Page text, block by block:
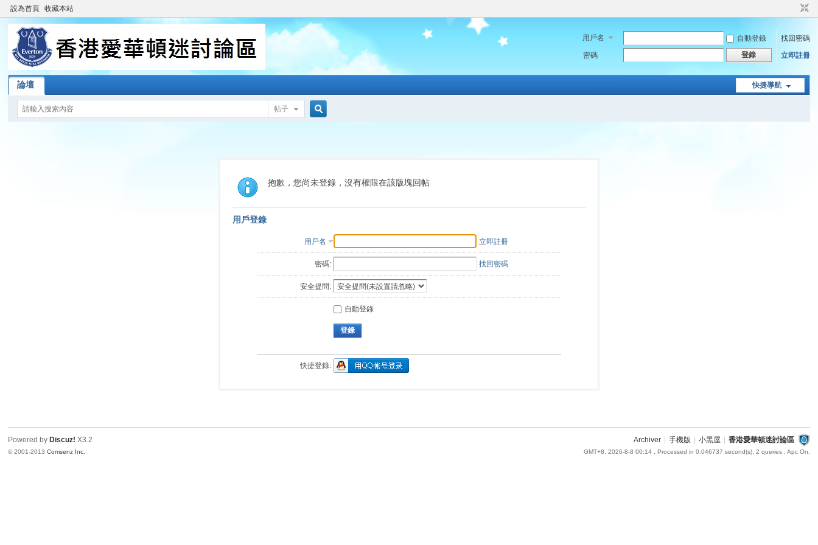
設為首頁 收藏本站
用戶名 自動登錄
找回密碼
密碼
登錄 立即註冊
快捷導航
論壇
帖子
索
抱歉，您尚未登錄，沒有權限在該版塊回帖
用戶登錄
用戶名 立即註冊
密碼: 找回密碼
安全提問:
自動登錄
登錄
快捷登錄:
Archiver 手機版 小黑屋 香港愛華頓迷討論區
GMT+8, 2026-8-8 00:14, Processed in 0.046737 second(s), 2 queries , Apc On.
Powered by Discuz! X3.2
© 2001-2013Comsenz Inc.